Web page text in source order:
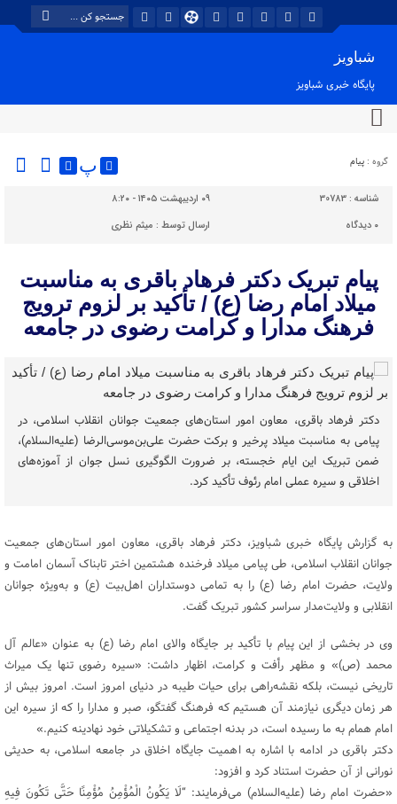
شباویز
پایگاه خبری شباویز
گروه : پیام پ
شناسه : 30783
۰۹ اردیبهشت ۱۴۰۵ - ۸:۲۰
۰ دیدگاه ارسال توسط : میثم نظری
پیام تبریک دکتر فرهاد باقری به مناسبت
میلاد امام رضا (ع) / تأکید بر لزوم ترویج
فرهنگ مدارا و کرامت رضوی در جامعه
دکتر فرهاد باقری، معاون امور استان‌های جمعیت جوانان انقلاب اسلامی، در
پیامی به مناسبت میلاد پرخیر و برکت حضرت علی‌بن‌موسی‌الرضا (علیه‌السلام)،
ضمن تبریک این ایام خجسته، بر ضرورت الگوگیری نسل جوان از آموزه‌های
اخلاقی و سیره عملی امام رئوف تأکید کرد.
به گزارش پایگاه خبری شباویز، دکتر فرهاد باقری، معاون امور استان‌های جمعیت
جوانان انقلاب اسلامی، طی پیامی میلاد فرخنده هشتمین اختر تابناک آسمان امامت و
ولایت، حضرت امام رضا (ع) را به تمامی دوستداران اهل‌بیت (ع) و به‌ویژه جوانان
انقلابی و ولایت‌مدار سراسر کشور تبریک گفت.
وی در بخشی از این پیام با تأکید بر جایگاه والای امام رضا (ع) به عنوان «عالم آل
محمد (ص)» و مظهر رأفت و کرامت، اظهار داشت: «سیره رضوی تنها یک میراث
تاریخی نیست، بلکه نقشه‌راهی برای حیات طیبه در دنیای امروز است. امروز بیش از
هر زمان دیگری نیازمند آن هستیم که فرهنگ گفتگو، صبر و مدارا را که از سیره این
امام همام به ما رسیده است، در بدنه اجتماعی و تشکیلاتی خود نهادینه کنیم.»
دکتر باقری در ادامه با اشاره به اهمیت جایگاه اخلاق در جامعه اسلامی، به حدیثی
نورانی از آن حضرت استناد کرد و افزود:
«حضرت امام رضا (علیه‌السلام) می‌فرمایند: “لَا یَکُونُ الْمُؤْمِنُ مُؤْمِنًا حَتَّى تَکُونَ فِیهِ